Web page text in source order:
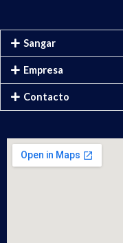
Sangar
Empresa
Contacto